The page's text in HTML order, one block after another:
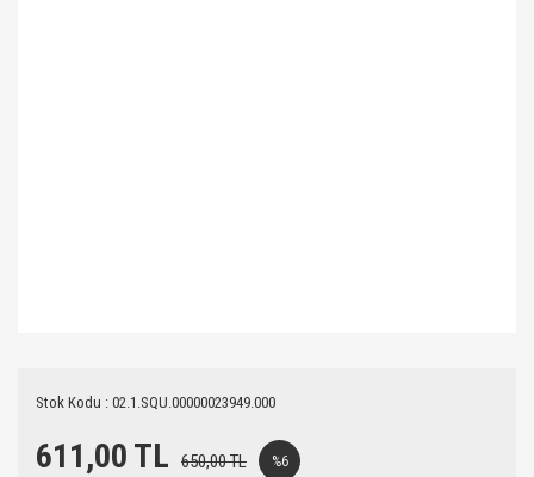
Stok Kodu : 02.1.SQU.00000023949.000
611,00 TL 650,00 TL %6